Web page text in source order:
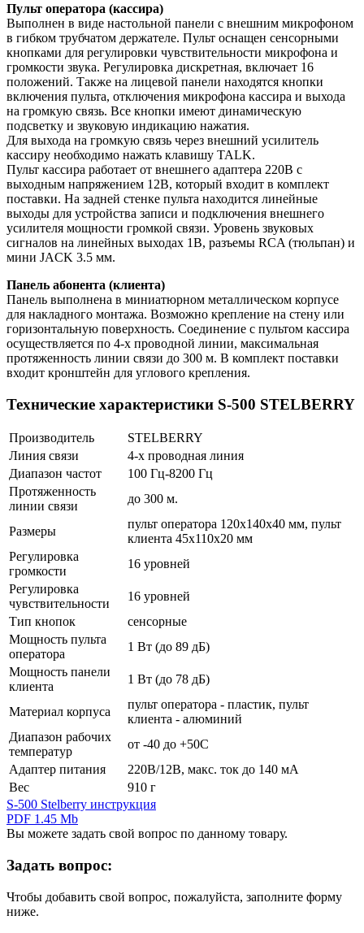
Пульт оператора (кассира)
Выполнен в виде настольной панели с внешним микрофоном
в гибком трубчатом держателе. Пульт оснащен сенсорными
кнопками для регулировки чувствительности микрофона и
громкости звука. Регулировка дискретная, включает 16
положений. Также на лицевой панели находятся кнопки
включения пульта, отключения микрофона кассира и выхода
на громкую связь. Все кнопки имеют динамическую
подсветку и звуковую индикацию нажатия.
Для выхода на громкую связь через внешний усилитель
кассиру необходимо нажать клавишу TALK.
Пульт кассира работает от внешнего адаптера 220В с
выходным напряжением 12В, который входит в комплект
поставки. На задней стенке пульта находится линейные
выходы для устройства записи и подключения внешнего
усилителя мощности громкой связи. Уровень звуковых
сигналов на линейных выходах 1В, разъемы RCA (тюльпан) и
мини JACK 3.5 мм.
Панель абонента (клиента)
Панель выполнена в миниатюрном металлическом корпусе
для накладного монтажа. Возможно крепление на стену или
горизонтальную поверхность. Соединение с пультом кассира
осуществляется по 4-х проводной линии, максимальная
протяженность линии связи до 300 м. В комплект поставки
входит кронштейн для углового крепления.
Технические характеристики S-500 STELBERRY
Производитель
STELBERRY
Линия связи
4-х проводная линия
Диапазон частот
100 Гц-8200 Гц
Протяженность
линии связи
до 300 м.
Размеры
пульт оператора 120х140х40 мм, пульт
клиента 45х110х20 мм
Регулировка
громкости
16 уровней
Регулировка
чувствительности
16 уровней
Тип кнопок
сенсорные
Мощность пульта
оператора
1 Вт (до 89 дБ)
Мощность панели
клиента
1 Вт (до 78 дБ)
Материал корпуса
пульт оператора - пластик, пульт
клиента - алюминий
Диапазон рабочих
температур
от -40 до +50С
Адаптер питания
220В/12В, макс. ток до 140 мА
Вес
910 г
S-500 Stelberry инструкция
PDF 1.45 Mb
Вы можете задать свой вопрос по данному товару.
Задать вопрос:
Чтобы добавить свой вопрос, пожалуйста, заполните форму
ниже.